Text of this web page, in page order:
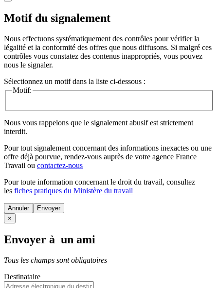
Motif du signalement
Nous effectuons systématiquement des contrôles pour vérifier la
légalité et la conformité des offres que nous diffusons. Si malgré ces
contrôles vous constatez des contenus inappropriés, vous pouvez
nous le signaler.
Sélectionnez un motif dans la liste ci-dessous :
Motif:
Nous vous rappelons que le signalement abusif est strictement
interdit.
Pour tout signalement concernant des informations inexactes ou une
offre déjà pourvue, rendez-vous auprès de votre agence France
Travail ou contactez-nous
Pour toute information concernant le droit du travail, consultez
les fiches pratiques du Ministère du travail
Annuler
×
Envoyer à un ami
Tous les champs sont obligatoires
Destinataire